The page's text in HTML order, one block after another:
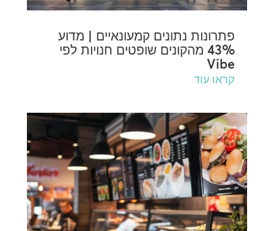
פתרונות נתונים קמעונאיים | מדוע
43% מהקונים שופטים חנויות לפי
Vibe
קראו עוד